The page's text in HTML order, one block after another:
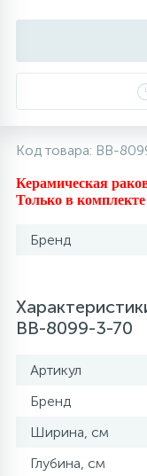
Напольные
Код товара: BB-
Керамическая
Только в
Бренд
BB-8099-3-70
Артикул
Бренд
Ширина, см
Глубина, см